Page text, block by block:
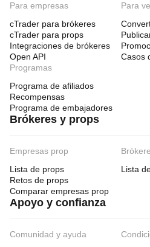
Para empresas
cTrader para brókeres
cTrader para props
Integraciones de brókeres
Open API
Para
Casos
Programas
Programa de afiliados
Recompensas
Programa de embajadores
Brókeres y props
Empresas prop
Lista de props
Retos de props
Comparar empresas prop
Lista
Apoyo y confianza
Comunidad y ayuda